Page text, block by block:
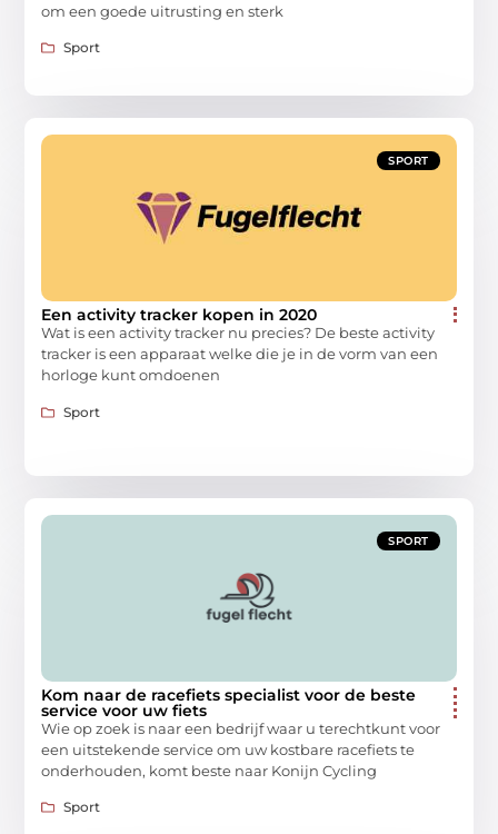
om een goede uitrusting en sterk
Sport
SPORT
Een activity tracker kopen in 2020
Wat is een activity tracker nu precies? De beste activity
tracker is een apparaat welke die je in de vorm van een
horloge kunt omdoenen
Sport
SPORT
Kom naar de racefiets specialist voor de beste
service voor uw fiets
Wie op zoek is naar een bedrijf waar u terechtkunt voor
een uitstekende service om uw kostbare racefiets te
onderhouden, komt beste naar Konijn Cycling
Sport